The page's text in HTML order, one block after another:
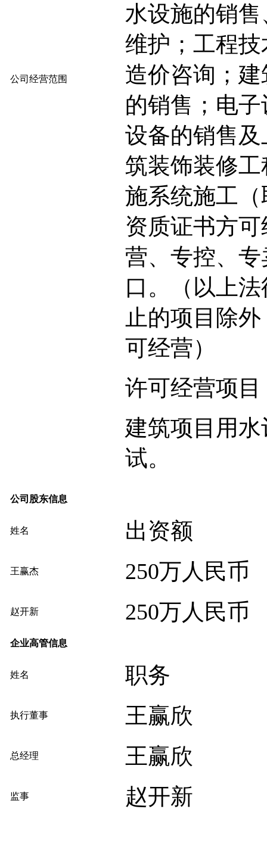
公司经营范围
水设施的销
维护；工程
造价咨询；
的销售；电
设备的销售
筑装饰装修
施系统施工
资质证书方
营、专控、
口。（以上
止的项目除
可经营）
许可经营项目
建筑项目用
试。
公司股东信息
姓名 出资额
王赢杰 250万人民币
赵开新 250万人民币
企业高管信息
姓名 职务
执行董事 王赢欣
总经理 王赢欣
监事 赵开新